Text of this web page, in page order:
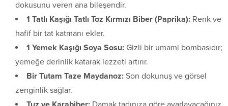
dokusunu veren ana bileşendir.
1 Tatlı Kaşığı Tatlı Toz Kırmızı Biber (Paprika): Renk ve
hafif bir tat katmanı ekler.
1 Yemek Kaşığı Soya Sosu: Gizli bir umami bombasıdır;
yemeğe derinlik katarak lezzeti artırır.
Bir Tutam Taze Maydanoz: Son dokunuş ve görsel
zenginlik sağlar.